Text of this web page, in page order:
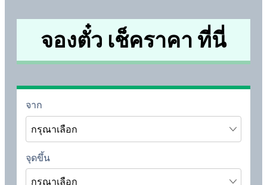
จองตั๋ว เช็คราคา ที่นี่